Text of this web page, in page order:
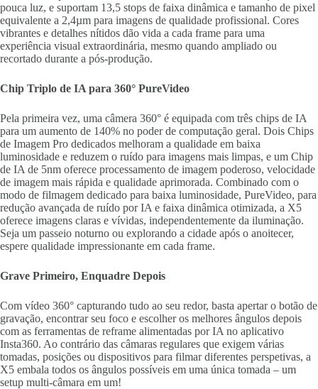
pouca luz, e suportam 13,5 stops de faixa dinâmica e tamanho de pixel
equivalente a 2,4µm para imagens de qualidade profissional. Cores
vibrantes e detalhes nítidos dão vida a cada frame para uma
experiência visual extraordinária, mesmo quando ampliado ou
recortado durante a pós-produção.
Chip Triplo de IA para 360° PureVideo
Pela primeira vez, uma câmera 360° é equipada com três chips de IA
para um aumento de 140% no poder de computação geral. Dois Chips
de Imagem Pro dedicados melhoram a qualidade em baixa
luminosidade e reduzem o ruído para imagens mais limpas, e um Chip
de IA de 5nm oferece processamento de imagem poderoso, velocidade
de imagem mais rápida e qualidade aprimorada. Combinado com o
modo de filmagem dedicado para baixa luminosidade, PureVideo, para
redução avançada de ruído por IA e faixa dinâmica otimizada, a X5
oferece imagens claras e vívidas, independentemente da iluminação.
Seja um passeio noturno ou explorando a cidade após o anoitecer,
espere qualidade impressionante em cada frame.
Grave Primeiro, Enquadre Depois
Com vídeo 360° capturando tudo ao seu redor, basta apertar o botão de
gravação, encontrar seu foco e escolher os melhores ângulos depois
com as ferramentas de reframe alimentadas por IA no aplicativo
Insta360. Ao contrário das câmaras regulares que exigem várias
tomadas, posições ou dispositivos para filmar diferentes perspetivas, a
X5 embala todos os ângulos possíveis em uma única tomada – um
setup multi-câmara em um!